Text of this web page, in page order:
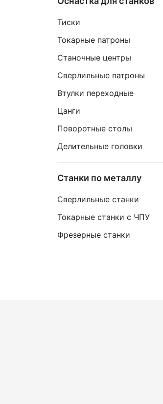
Тиски
Токарные патроны
Станочные центры
Сверлильные патроны
Втулки переходные
Цанги
Поворотные столы
Делительные головки
Станки по металлу
Сверлильные станки
Токарные станки с ЧПУ
Фрезерные станки